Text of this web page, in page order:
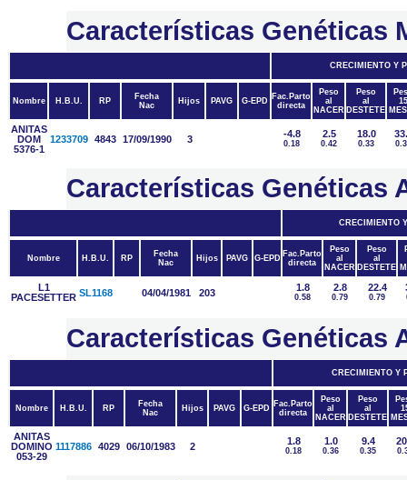
Características Genéticas
CRECIMIENTO Y
Nombre H.B.U. RP
Fecha
Nac
Hijos PAVG G-EPD
Fac.Parto
directa
Peso
al
NACER
Peso
al
DESTETE
15
ANITAS
DOM
5376-1
1233709 4843 17/09/1990 3 -4.8
0.18
2.5
0.42
18.0
0.33
Características Genéticas
CRECIMIENTO
Nombre H.B.U. RP
Fecha
Nac
Hijos PAVG G-EPD Fac.Parto
directa
Peso
al
NACER
Peso
al
DESTETE
L1
PACESETTER SL1168 04/04/1981 203 1.8
0.58
2.8
0.79
22.4
0.79
Características Genéticas
CRECIMIENTO Y
Nombre H.B.U. RP
Fecha
Nac
Hijos PAVG G-EPD
Fac.Parto
directa
Peso
al
NACER
Peso
al
DESTETE
ANITAS
DOMINO
053-29
1117886 4029 06/10/1983 2 1.8
0.18
1.0
0.36
9.4
0.35